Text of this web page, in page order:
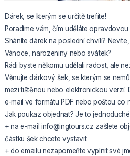
Dárek, se kterým se určitě trefíte!
Poradíme vám, čím uděláte
Sháníte dárek na poslední chvíli?
Vánoce, narozeniny nebo svátek?
Rádi byste někomu udělali radost, ale
Věnujte dárkový šek, se kterým se
mezi tištěnou nebo elektronickou verzí.
e-mail ve formátu PDF nebo poštou co
Jak poukaz objednat? Je to
+ na e-mail info@ingtours.cz zašlete
částku šek chcete vystavit
+ do emailu nezapomeňte vyplnit své